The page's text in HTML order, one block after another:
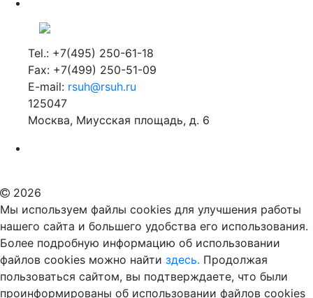
Tel.: +7(495) 250-61-18
Fax: +7(499) 250-51-09
E-mail: rsuh@rsuh.ru
125047
Москва, Миусская площадь, д. 6
2026
Мы используем файлы cookies для улучшения работы
нашего сайта и большего удобства его использования.
Более подробную информацию об использовании
файлов cookies можно найти здесь. Продолжая
пользоваться сайтом, вы подтверждаете, что были
проинформированы об использовании файлов cookies